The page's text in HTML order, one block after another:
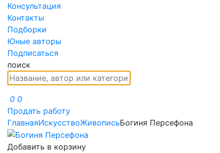
Консультация
Контакты
Подборки
Юные авторы
Подписаться
поиск
0 0
Продать работу
ГлавнаяИскусствоЖивописьБогиня Персефона
Добавить в корзину